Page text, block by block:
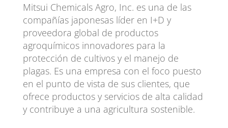
Mitsui Chemicals Agro, Inc. es una de las
compañías japonesas líder en I+D y
proveedora global de productos
agroquímicos innovadores para la
protección de cultivos y el manejo de
plagas. Es una empresa con el foco puesto
en el punto de vista de sus clientes, que
ofrece productos y servicios de alta calidad
y contribuye a una agricultura sostenible.